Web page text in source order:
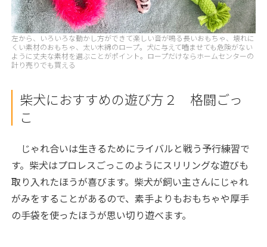
左から、いろいろな動かし方ができて楽しい音が鳴る長いおもちゃ、壊れに
くい素材のおもちゃ、太い木綿のロープ。犬に与えて嚙ませても危険がない
ように丈夫な素材を選ぶことがポイント。ロープだけならホームセンターの
計り売りでも買える
柴犬におすすめの遊び方２ 格闘ごっ
こ
じゃれ合いは生きるためにライバルと戦う予行練習で
す。柴犬はプロレスごっこのようにスリリングな遊びも
取り入れたほうが喜びます。柴犬が飼い主さんにじゃれ
がみをすることがあるので、素手よりもおもちゃや厚手
の手袋を使ったほうが思い切り遊べます。